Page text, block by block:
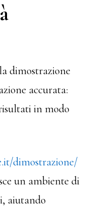
dimostrazione
accurata:
in modo
dimostrazione/
un ambiente di
aiutando